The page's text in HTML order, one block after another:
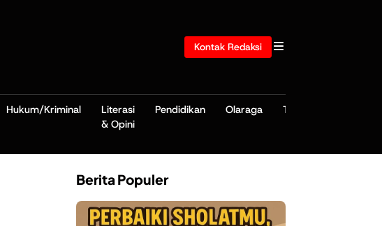
Kontak Redaksi
Hukum/Kriminal
Literasi
& Opini
Pendidikan Olaraga TNI/POLRI
Berita Populer